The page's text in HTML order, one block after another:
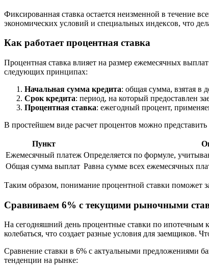
Фиксированная ставка остается неизменной в течение
экономических условий и специальных индексов, что
Как работает процентная ставка
Процентная ставка влияет на размер ежемесячных
следующих принципах:
Начальная сумма кредита: общая сумма, взятая в
Срок кредита: период, на который предоставлен
Процентная ставка: ежегодный процент,
В простейшем виде расчет процентов можно
Пункт
Ежемесячный платеж Определяется по формуле,
Общая сумма выплат Равна сумме всех ежемесячных
Таким образом, понимание процентной ставки поможет
Сравниваем 6% с текущими рыночными
На сегодняшний день процентные ставки по ипотечным
колебаться, что создает разные условия для
Сравнение ставки в 6% с актуальными предложениями
тенденции на рынке: